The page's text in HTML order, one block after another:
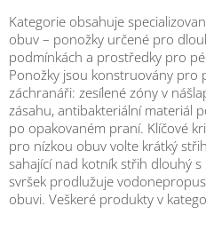
Požární
sport
Zdravotnické
vybavení
Oblečení,
obuv
a
doplňky
★
Kategorie obsahuje
obuv – ponožky určené pro
podmínkách a prostředky pro
Ponožky jsou konstruovány pro
záchranáři: zesílené zóny v
zásahu, antibakteriální materiál
po opakovaném praní. Klíčové
pro nízkou obuv volte krátký
sahající nad kotník střih dlouhý
svršek prodlužuje
obuvi. Veškeré produkty v